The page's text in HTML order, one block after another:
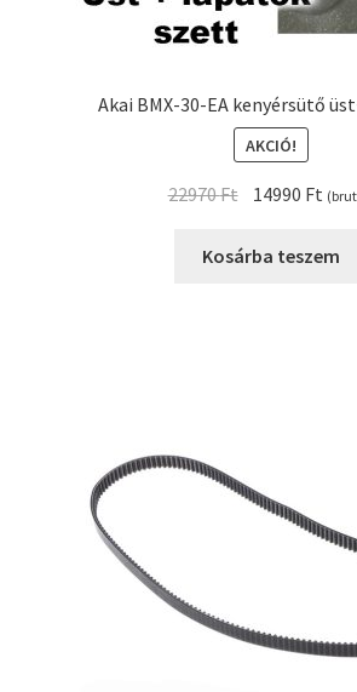
Akai BMX-30-EA kenyérsütő
AKCIÓ!
22970Ft Original
was:
14990 Ft
is:
Kosárba teszem